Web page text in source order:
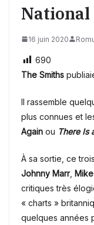
National
16 juin 2020
690
The Smiths
Il rassemble
plus connues et
Again ou There Is
À sa sortie, ce
Johnny Marr,
critiques très
« charts »
quelques années